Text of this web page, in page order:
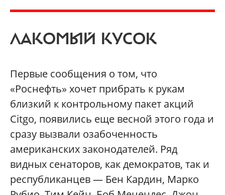
ЛАКОМЫЙ КУСОК
Первые сообщения о том, что
«Роснефть» хочет прибрать к рукам
близкий к контрольному пакет акций
Citgo, появились еще весной этого года и
сразу вызвали озабоченность
американских законодателей. Ряд
видных сенаторов, как демократов, так и
республиканцев — Бен Кардин, Марко